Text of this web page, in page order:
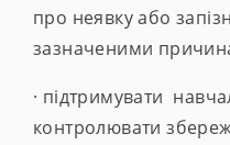
про неявку або
зазначеними
· підтримувати
контролювати